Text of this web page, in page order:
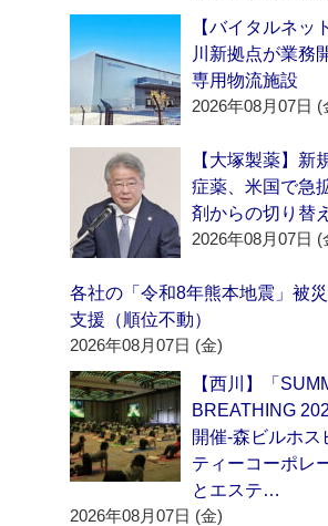
【バイタルネッ
川新拠点が業務
専用物流施設
2026年08月07日 (
【大塚製薬】新
症薬、米国で急
剤からの切り替
2026年08月07日 (
各社の「令和8年熊本地震」被
支援（順位不動）
2026年08月07日 (金)
【西川】「
BREATHING
開催‐森ビルホス
ティーコーポレ
とエステ…
2026年08月07日 (金)